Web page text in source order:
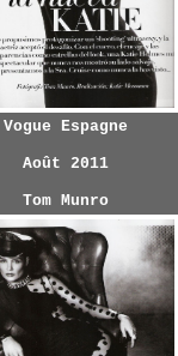
Vogue Espagne
Août 2011
Tom Munro